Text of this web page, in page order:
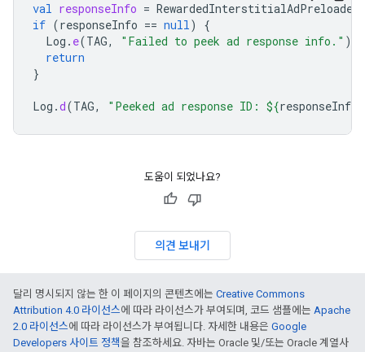
val responseInfo = RewardedInterstitialAdPreloader
if (responseInfo == null)
{
Log . e(TAG, "Failed to peek ad response info." )
return
}
Log .d(TAG, "Peeked ad response ID: ${responseInfo
도움이 되었나요?
의견 보내기
달리 명시되지 않는 한 이 페이지의 콘텐츠에는 Creative Commons
Attribution 4.0 라이선스에 따라 라이선스가 부여되며, 코드 샘플에는 Apache
2.0 라이선스에 따라 라이선스가 부여됩니다. 자세한 내용은 Google
Developers 사이트 정책을 참조하세요. 자바는 Oracle 및/또는 Oracle 계열사